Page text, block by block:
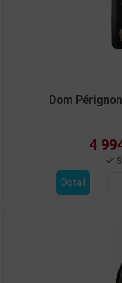
Dom
4
Detail